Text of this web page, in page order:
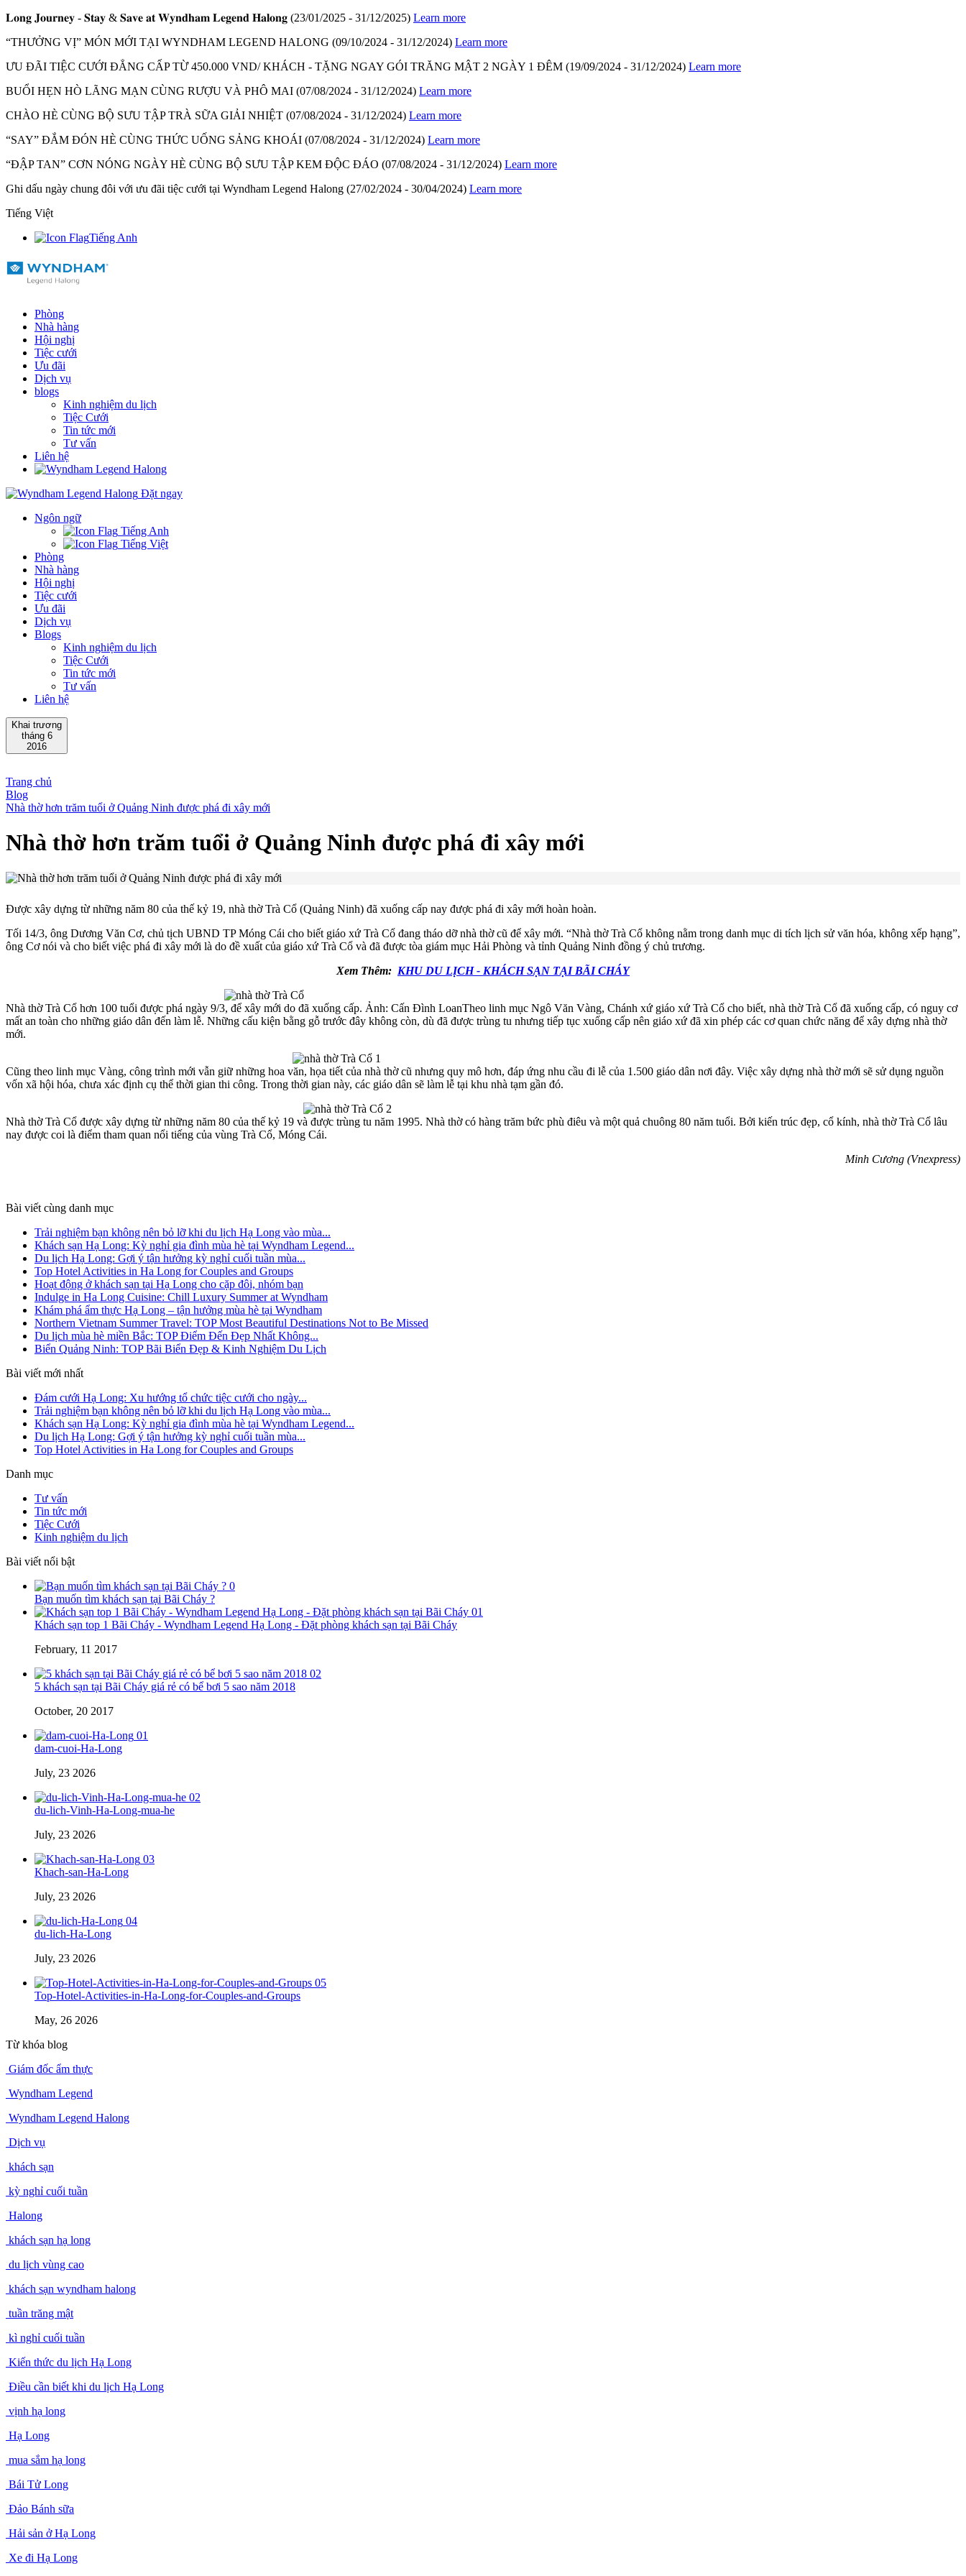
𝐋𝐨𝐧𝐠 𝐉𝐨𝐮𝐫𝐧𝐞𝐲 - 𝐒𝐭𝐚𝐲 & 𝐒𝐚𝐯𝐞 𝐚𝐭 𝐖𝐲𝐧𝐝𝐡𝐚𝐦 𝐋𝐞𝐠𝐞𝐧𝐝 𝐇𝐚𝐥𝐨𝐧𝐠 (23/01/2025 - 31/12/2025) Learn more
“THƯỞNG VỊ” MÓN MỚI TẠI WYNDHAM LEGEND HALONG (09/10/2024 - 31/12/2024) Learn more
ƯU ĐÃI TIỆC CƯỚI ĐẲNG CẤP TỪ 450.000 VND/ KHÁCH - TẶNG NGAY GÓI TRĂNG MẬT 2 NGÀY 1 ĐÊM (19/09/2024 - 31/12/2024) Learn more
BUỔI HẸN HÒ LÃNG MẠN CÙNG RƯỢU VÀ PHÔ MAI (07/08/2024 - 31/12/2024) Learn more
CHÀO HÈ CÙNG BỘ SƯU TẬP TRÀ SỮA GIẢI NHIỆT (07/08/2024 - 31/12/2024) Learn more
“SAY” ĐẮM ĐÓN HÈ CÙNG THỨC UỐNG SẢNG KHOÁI (07/08/2024 - 31/12/2024) Learn more
“ĐẬP TAN” CƠN NÓNG NGÀY HÈ CÙNG BỘ SƯU TẬP KEM ĐỘC ĐÁO (07/08/2024 - 31/12/2024) Learn more
Ghi dấu ngày chung đôi với ưu đãi tiệc cưới tại Wyndham Legend Halong (27/02/2024 - 30/04/2024) Learn more
Tiếng Việt
Tiếng Anh
Phòng
Nhà hàng
Hội nghị
Tiệc cưới
Ưu đãi
Dịch vụ
blogs
Kinh nghiệm du lịch
Tiệc Cưới
Tin tức mới
Tư vấn
Liên hệ
Đặt ngay
Ngôn ngữ
Tiếng Anh
Tiếng Việt
Phòng
Nhà hàng
Hội nghị
Tiệc cưới
Ưu đãi
Dịch vụ
Blogs
Kinh nghiệm du lịch
Tiệc Cưới
Tin tức mới
Tư vấn
Liên hệ
Khai trương
tháng 6
2016
Trang chủ
Blog
Nhà thờ hơn trăm tuổi ở Quảng Ninh được phá đi xây mới
Nhà thờ hơn trăm tuổi ở Quảng Ninh được phá đi xây mới
Được xây dựng từ những năm 80 của thế kỷ 19, nhà thờ Trà Cổ (Quảng Ninh) đã xuống cấp nay được phá đi xây mới hoàn hoàn.
Tối 14/3, ông Dương Văn Cơ, chủ tịch UBND TP Móng Cái cho biết giáo xứ Trà Cổ đang tháo dỡ nhà thờ cũ để xây mới. “Nhà thờ Trà Cổ không nằm trong danh mục di tích lịch sử văn hóa, không xếp hạng”,
ông Cơ nói và cho biết việc phá đi xây mới là do đề xuất của giáo xứ Trà Cổ và đã được tòa giám mục Hải Phòng và tỉnh Quảng Ninh đồng ý chủ trương.
Xem Thêm: KHU DU LỊCH - KHÁCH SẠN TẠI BÃI CHÁY
Nhà thờ Trà Cổ hơn 100 tuổi được phá ngày 9/3, để xây mới do đã xuống cấp. Ảnh: Cấn Đình LoanTheo linh mục Ngô Văn Vàng, Chánh xứ giáo xứ Trà Cổ cho biết, nhà thờ Trà Cổ đã xuống cấp, có nguy cơ
mất an toàn cho những giáo dân đến làm lễ. Những cấu kiện bằng gỗ trước đây không còn, dù đã được trùng tu nhưng tiếp tục xuống cấp nên giáo xứ đã xin phép các cơ quan chức năng để xây dựng nhà thờ
mới.
Cũng theo linh mục Vàng, công trình mới vẫn giữ những hoa văn, họa tiết của nhà thờ cũ nhưng quy mô hơn, đáp ứng nhu cầu đi lễ của 1.500 giáo dân nơi đây. Việc xây dựng nhà thờ mới sẽ sử dụng nguồn
vốn xã hội hóa, chưa xác định cụ thể thời gian thi công. Trong thời gian này, các giáo dân sẽ làm lễ tại khu nhà tạm gần đó.
Nhà thờ Trà Cổ được xây dựng từ những năm 80 của thế kỷ 19 và được trùng tu năm 1995. Nhà thờ có hàng trăm bức phù điêu và một quả chuông 80 năm tuổi. Bởi kiến trúc đẹp, cổ kính, nhà thờ Trà Cổ lâu
nay được coi là điểm tham quan nổi tiếng của vùng Trà Cổ, Móng Cái.
Minh Cương (Vnexpress)
Bài viết cùng danh mục
Trải nghiệm bạn không nên bỏ lỡ khi du lịch Hạ Long vào mùa...
Khách sạn Hạ Long: Kỳ nghỉ gia đình mùa hè tại Wyndham Legend...
Du lịch Hạ Long: Gợi ý tận hưởng kỳ nghỉ cuối tuần mùa...
Top Hotel Activities in Ha Long for Couples and Groups
Hoạt động ở khách sạn tại Hạ Long cho cặp đôi, nhóm bạn
Indulge in Ha Long Cuisine: Chill Luxury Summer at Wyndham
Khám phá ẩm thực Hạ Long – tận hưởng mùa hè tại Wyndham
Northern Vietnam Summer Travel: TOP Most Beautiful Destinations Not to Be Missed
Du lịch mùa hè miền Bắc: TOP Điểm Đến Đẹp Nhất Không...
Biển Quảng Ninh: TOP Bãi Biển Đẹp & Kinh Nghiệm Du Lịch
Bài viết mới nhất
Đám cưới Hạ Long: Xu hướng tổ chức tiệc cưới cho ngày...
Trải nghiệm bạn không nên bỏ lỡ khi du lịch Hạ Long vào mùa...
Khách sạn Hạ Long: Kỳ nghỉ gia đình mùa hè tại Wyndham Legend...
Du lịch Hạ Long: Gợi ý tận hưởng kỳ nghỉ cuối tuần mùa...
Top Hotel Activities in Ha Long for Couples and Groups
Danh mục
Tư vấn
Tin tức mới
Tiệc Cưới
Kinh nghiệm du lịch
Bài viết nổi bật
0
Bạn muốn tìm khách sạn tại Bãi Cháy ?
01
Khách sạn top 1 Bãi Cháy - Wyndham Legend Hạ Long - Đặt phòng khách sạn tại Bãi Cháy
February, 11 2017
02
5 khách sạn tại Bãi Cháy giá rẻ có bể bơi 5 sao năm 2018
October, 20 2017
01
dam-cuoi-Ha-Long
July, 23 2026
02
du-lich-Vinh-Ha-Long-mua-he
July, 23 2026
03
Khach-san-Ha-Long
July, 23 2026
04
du-lich-Ha-Long
July, 23 2026
05
Top-Hotel-Activities-in-Ha-Long-for-Couples-and-Groups
May, 26 2026
Từ khóa blog
Giám đốc ẩm thực
Wyndham Legend
Wyndham Legend Halong
Dịch vụ
khách sạn
kỳ nghỉ cuối tuần
Halong
khách sạn hạ long
du lịch vùng cao
khách sạn wyndham halong
tuần trăng mật
kì nghỉ cuối tuần
Kiến thức du lịch Hạ Long
Điều cần biết khi du lịch Hạ Long
vịnh hạ long
Hạ Long
mua sắm hạ long
Bái Tử Long
Đảo Bánh sữa
Hải sản ở Hạ Long
Xe đi Hạ Long